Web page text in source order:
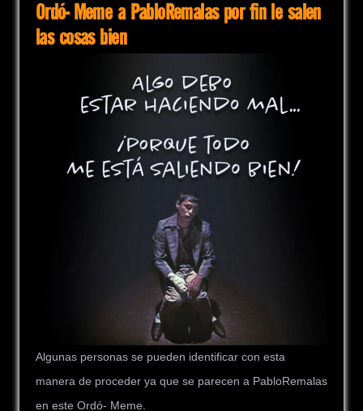
Ordó- Meme a PabloRemalas por fin le salen
las cosas bien
Algunas personas se pueden identificar con esta
manera de proceder ya que se parecen a PabloRemalas
en este Ordó- Meme.